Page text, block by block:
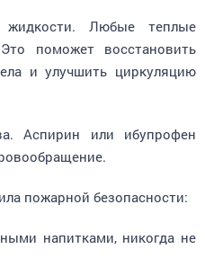
поможет восстановить
и улучшить циркуляцию